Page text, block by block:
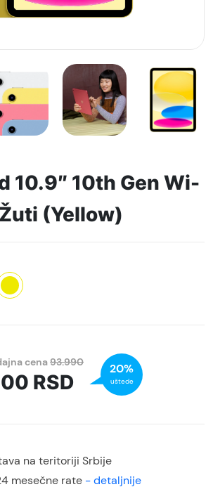
10.9″ 10th Gen Wi-
(Yellow)
cena93.990
RSD
20%
uštede
na teritoriji Srbije
mesečne rate - detaljnije